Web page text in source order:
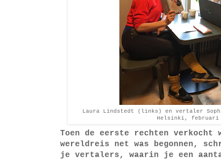
Laura Lindstedt (links) en vertaler
Helsinki, februari
Toen de eerste rechten verkocht
wereldreis net was begonnen,
je vertalers, waarin je een